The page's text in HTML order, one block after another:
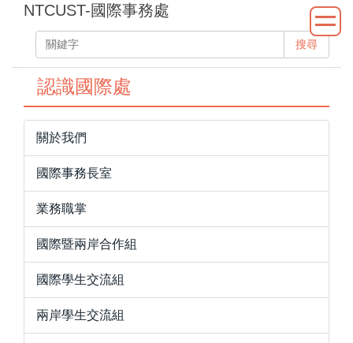
要
NTCUST-國際事務處
搜尋
認識國際處
關於我們
國際事務長室
業務職掌
國際暨兩岸合作組
國際學生交流組
兩岸學生交流組